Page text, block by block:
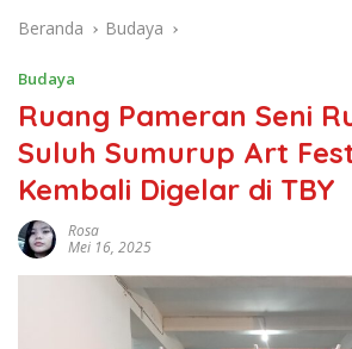
Beranda Budaya
Budaya
Ruang Pameran Seni
Suluh Sumurup Art
Kembali Digelar di TBY
Rosa
Mei 16, 2025